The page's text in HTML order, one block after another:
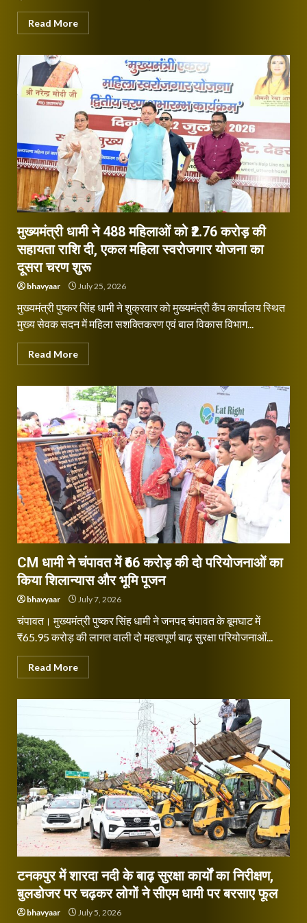
Read More
मुख्यमंत्री धामी ने 488 महिलाओं को ₹2.76 करोड़ की
सहायता राशि दी, एकल महिला स्वरोजगार योजना का
दूसरा चरण शुरू
bhavyaar July 25, 2026
मुख्यमंत्री पुष्कर सिंह धामी ने शुक्रवार को मुख्यमंत्री कैंप कार्यालय स्थित
मुख्य सेवक सदन में महिला सशक्तिकरण एवं बाल विकास विभाग...
Read More
CM धामी ने चंपावत में ₹66 करोड़ की दो परियोजनाओं का
किया शिलान्यास और भूमि पूजन
bhavyaar July 7, 2026
चंपावत। मुख्यमंत्री पुष्कर सिंह धामी ने जनपद चंपावत के बूमघाट में
₹65.95 करोड़ की लागत वाली दो महत्वपूर्ण बाढ़ सुरक्षा परियोजनाओं...
Read More
टनकपुर में शारदा नदी के बाढ़ सुरक्षा कार्यों का निरीक्षण,
बुलडोजर पर चढ़कर लोगों ने सीएम धामी पर बरसाए फूल
bhavyaar July 5, 2026